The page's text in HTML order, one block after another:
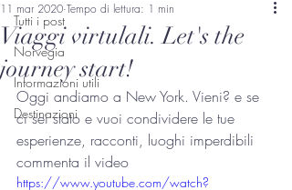
Tutti i post
Norvegia
Informazioni utili
Destinazioni
Viaggi virtulali. Let's the
journey start!
11 mar 2020 Tempo di lettura: 1 min
Oggi andiamo a New York. Vieni? e se
ci sei stato e vuoi condividere le tue
esperienze, racconti, luoghi imperdibili
commenta il video
https://www.youtube.com/watch?